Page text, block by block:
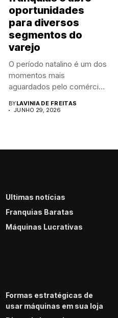
oportunidades
para diversos
segmentos do
varejo
O período natalino é um dos
momentos mais
aguardados pelo comércio
BYLAVINIA DE FREITAS
JUNHO 29, 2026
Últimas notícias
Franquias Baratas
Máquinas Lucrativas
Formas estratégicas de
usar máquinas em sua loja